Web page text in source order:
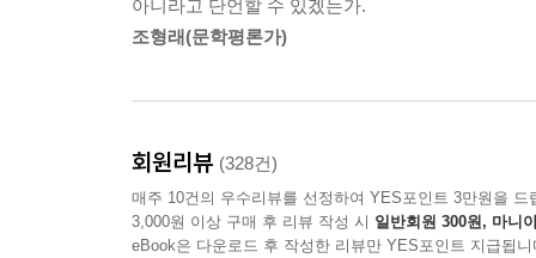
아니라고 단언할 수 있겠는가.
조형래(문학평론가)
회원리뷰 (328건)
매주 10건의 우수리뷰를 선정하여 YES포인트 3만원을 드
3,000원 이상 구매 후 리뷰 작성 시 일반회원 300원, 마니
eBook은 다운로드 후 작성한 리뷰만 YES포인트 지급됩니